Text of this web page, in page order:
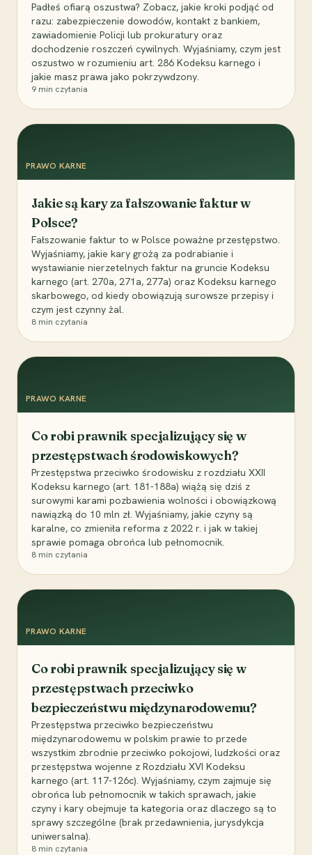
Padłeś ofiarą oszustwa? Zobacz, jakie kroki podjąć od
razu: zabezpieczenie dowodów, kontakt z bankiem,
zawiadomienie Policji lub prokuratury oraz
dochodzenie roszczeń cywilnych. Wyjaśniamy, czym jest
oszustwo w rozumieniu art. 286 Kodeksu karnego i
jakie masz prawa jako pokrzywdzony.
9 min czytania
PRAWO KARNE
Jakie są kary za fałszowanie faktur w
Polsce?
Fałszowanie faktur to w Polsce poważne przestępstwo.
Wyjaśniamy, jakie kary grożą za podrabianie i
wystawianie nierzetelnych faktur na gruncie Kodeksu
karnego (art. 270a, 271a, 277a) oraz Kodeksu karnego
skarbowego, od kiedy obowiązują surowsze przepisy i
czym jest czynny żal.
8 min czytania
PRAWO KARNE
Co robi prawnik specjalizujący się w
przestępstwach środowiskowych?
Przestępstwa przeciwko środowisku z rozdziału XXII
Kodeksu karnego (art. 181-188a) wiążą się dziś z
surowymi karami pozbawienia wolności i obowiązkową
nawiązką do 10 mln zł. Wyjaśniamy, jakie czyny są
karalne, co zmieniła reforma z 2022 r. i jak w takiej
sprawie pomaga obrońca lub pełnomocnik.
8 min czytania
PRAWO KARNE
Co robi prawnik specjalizujący się w
przestępstwach przeciwko
bezpieczeństwu międzynarodowemu?
Przestępstwa przeciwko bezpieczeństwu
międzynarodowemu w polskim prawie to przede
wszystkim zbrodnie przeciwko pokojowi, ludzkości oraz
przestępstwa wojenne z Rozdziału XVI Kodeksu
karnego (art. 117-126c). Wyjaśniamy, czym zajmuje się
obrońca lub pełnomocnik w takich sprawach, jakie
czyny i kary obejmuje ta kategoria oraz dlaczego są to
sprawy szczególne (brak przedawnienia, jurysdykcja
uniwersalna).
8 min czytania